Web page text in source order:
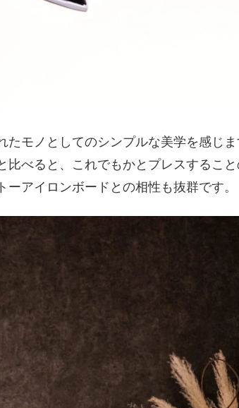
たモノとしてのシンプルな美学を感じま
比べると、これでもかとプレスするこ
アイロンボードとの相性も抜群です。